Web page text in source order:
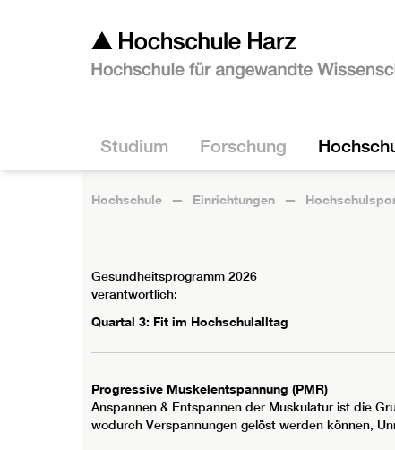
Studium Forschung
Hochschule Einrichtungen
Gesundheitsprogramm 2026
verantwortlich:
Quartal 3: Fit im Hochschulalltag
Progressive Muskelentspannung (PMR)
Anspannen & Entspannen der Muskulatur ist die
wodurch Verspannungen gelöst werden können,